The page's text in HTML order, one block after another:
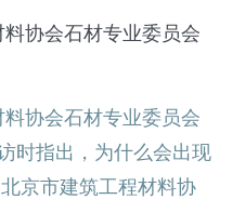
协会石材专业委员会
协会石材专业委员会
时指出，为什么会出现
京市建筑工程材料协